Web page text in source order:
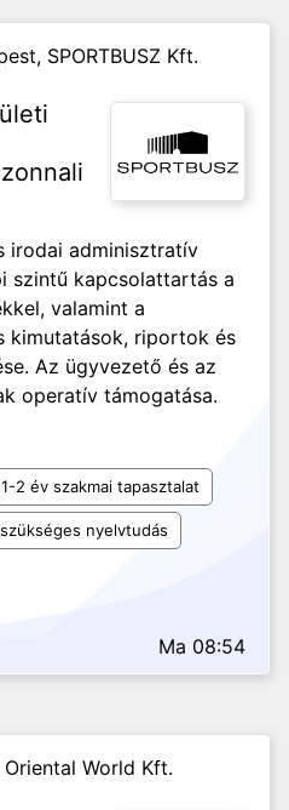
SPORTBUSZ Kft.
irodai adminisztratív
szintű kapcsolattartás a
valamint a
kimutatások, riportok és
Az ügyvezető és az
operatív támogatása.
1-2 év szakmai tapasztalat
nyelvtudás
Ma 08:54
Oriental World Kft.